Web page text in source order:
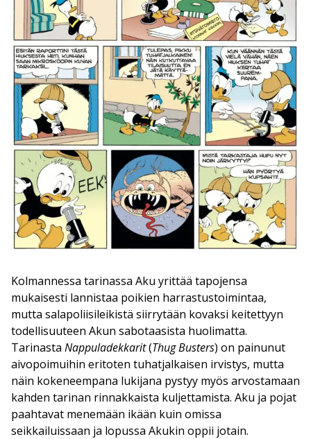
Kolmannessa tarinassa Aku yrittää tapojensa
mukaisesti lannistaa poikien harrastustoimintaa,
mutta salapoliisileikistä siirrytään kovaksi keitettyyn
todellisuuteen Akun sabotaasista huolimatta.
Tarinasta Nappuladekkarit(Thug Busters) on painunut
aivopoimuihin eritoten tuhatjalkaisen irvistys, mutta
näin kokeneempana lukijana pystyy myös arvostamaan
kahden tarinan rinnakkaista kuljettamista. Aku ja pojat
paahtavat menemään ikään kuin omissa
seikkailuissaan ja lopussa Akukin oppii jotain.